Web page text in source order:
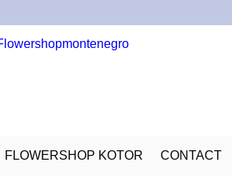
FLOWERSHOP KOTOR CONTACT